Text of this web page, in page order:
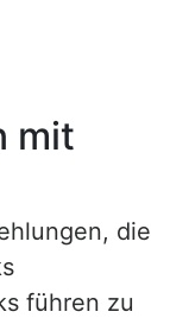
mit
die
führen zu